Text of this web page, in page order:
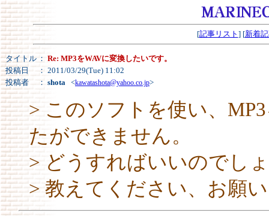
[記事リスト ] [新着
タイトル ： Re: MP3をWAVに変換したいです。
投稿日
： 2011/03/29(Tue) 11:02
投稿者
： shota <kawatashota@yahoo.co.jp>
> このソフトを使い、
たができません。
> どうすればいいのでし
> 教えてください、お願